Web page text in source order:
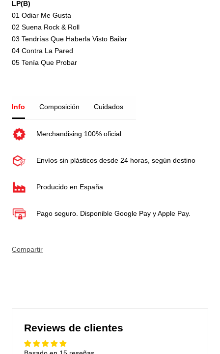
LP(B)
01 Odiar Me Gusta
02 Suena Rock & Roll
03 Tendrías Que Haberla Visto Bailar
04 Contra La Pared
05 Tenía Que Probar
Info Composición Cuidados
Merchandising 100% oficial
Envíos sin plásticos desde 24 horas, según destino
Producido en España
Pago seguro. Disponible Google Pay y Apple Pay.
Compartir
Reviews de clientes